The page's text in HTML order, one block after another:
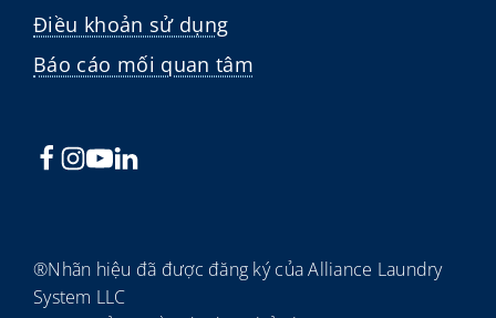
Điều khoản sử dụng
Báo cáo mối quan tâm
®Nhãn hiệu đã được đăng ký của Alliance Laundry
System LLC